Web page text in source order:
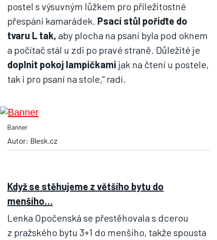
postel s výsuvným lůžkem pro příležitostné
přespání kamarádek. Psací stůl pořiďte do
tvaru L tak, aby plocha na psaní byla pod oknem
a počítač stál u zdi po pravé straně. Důležité je
doplnit pokoj lampičkami jak na čtení u postele,
tak i pro psaní na stole,“ radí.
Banner
Autor: Blesk.cz
Když se stěhujeme z většího bytu do
menšího…
Lenka Opočenská se přestěhovala s dcerou
z pražského bytu 3+1 do menšího, takže spousta